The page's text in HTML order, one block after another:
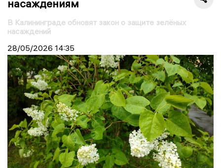
насаждениям
В Калининграде обновят закон о защите зелёных
насаждений
28/05/2026 14:35